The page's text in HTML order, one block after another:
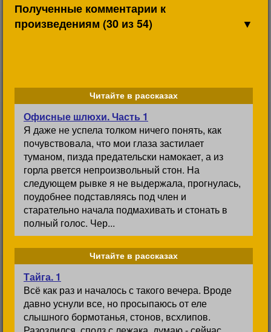
Полученные комментарии к
произведениям (30 из 54)
▼
Читайте в рассказах
Офисные шлюхи. Часть 1
Я даже не успела толком ничего понять, как
почувствовала, что мои глаза застилает
туманом, пизда предательски намокает, а из
горла рвется непроизвольный стон. На
следующем рывке я не выдержала, прогнулась,
поудобнее подставляясь под член и
старательно начала подмахивать и стонать в
полный голос. Чер...
Читайте в рассказах
Тайга. 1
Всё как раз и началось с такого вечера. Вроде
давно уснули все, но просыпаюсь от еле
слышного бормотанья, стонов, всхлипов.